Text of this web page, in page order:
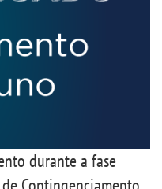
durante a fase